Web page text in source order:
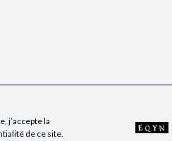
j’accepte la
de ce site.